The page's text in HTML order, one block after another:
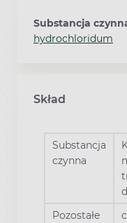
Substancja
hydrochloridum
Skład
Substancja
czynna
Pozostałe